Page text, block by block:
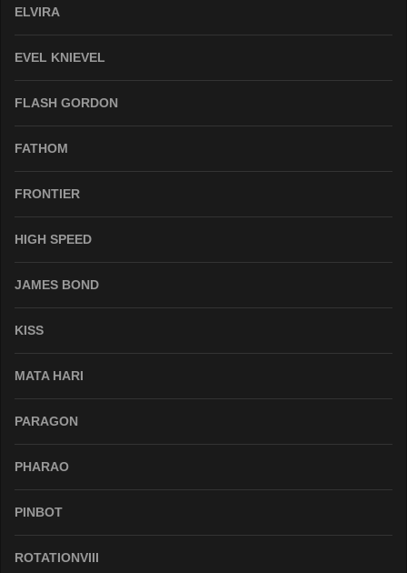
ELVIRA
EVEL KNIEVEL
FLASH GORDON
FATHOM
FRONTIER
HIGH SPEED
JAMES BOND
KISS
MATA HARI
PARAGON
PHARAO
PINBOT
ROTATIONVIII